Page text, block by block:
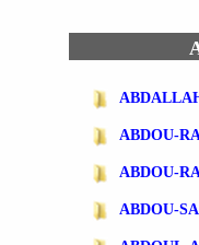
ABDOU-
ABDOU-
ABDOU-